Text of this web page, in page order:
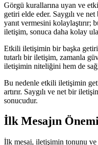
Görgü kurallarına uyan ve
getiri elde eder. Saygılı ve
yanıt vermesini kolaylaştırır;
iletişim, sonuca daha kolay
Etkili iletişimin bir başka
tutarlı bir iletişim, zamanla
iletişimin niteliğini hem de
Bu nedenle etkili iletişimin
artırır. Saygılı ve net bir
sonucudur.
İlk Mesajın
İlk mesaj, iletişimin tonunu